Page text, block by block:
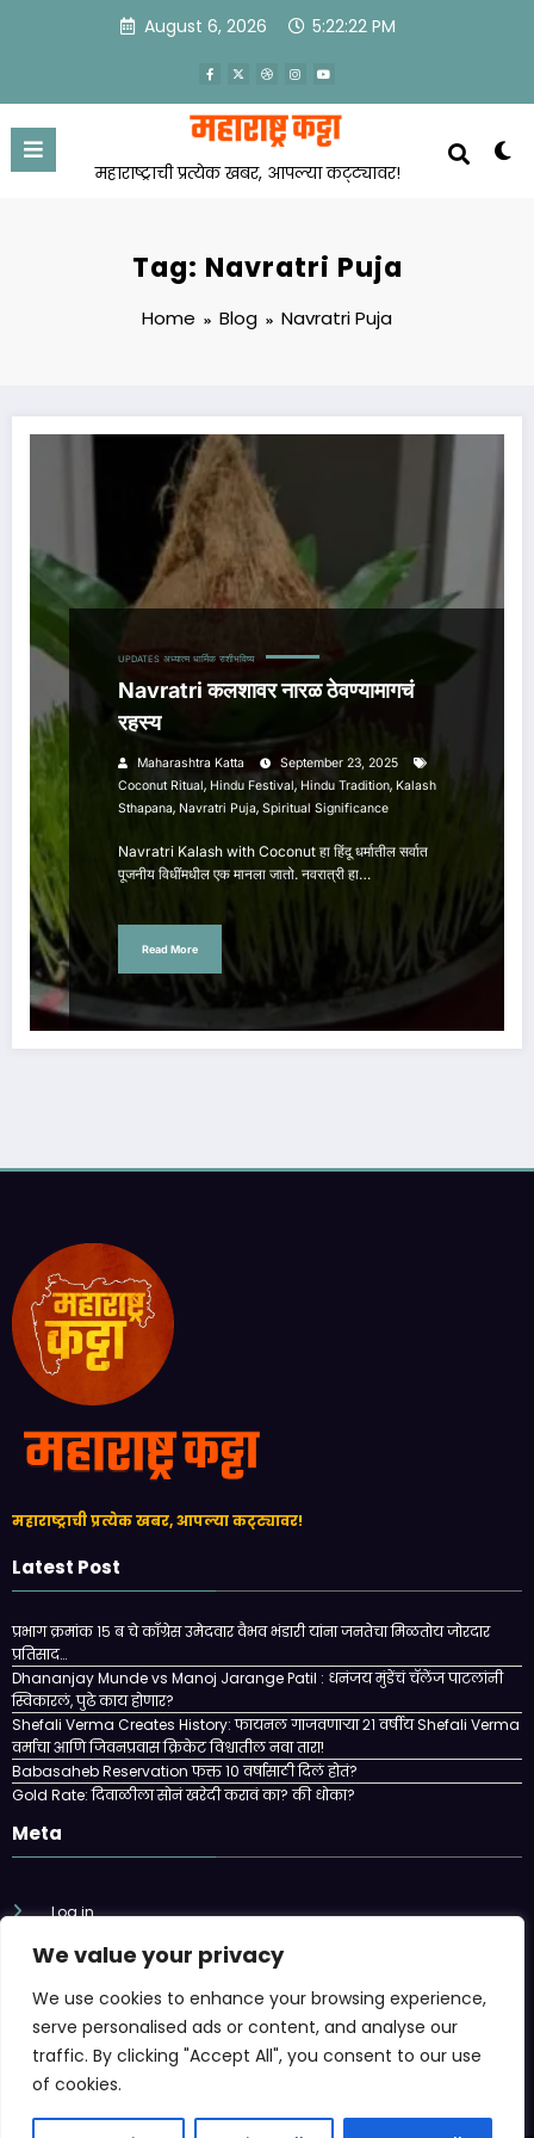
We value your privacy
We use cookies to enhance your browsing experience,
serve personalised ads or content, and analyse our
traffic. By clicking "Accept All", you consent to our use
of cookies.
August 6, 2026 5:22:22 PM
महाराष्ट्राची प्रत्येक खबर, आपल्या कट्ट्यावर!
Tag: Navratri Puja
Home Blog Navratri Puja
UPDATES अध्यात्म धार्मिक राशीभविष्य
Navratri कलशावर नारळ ठेवण्यामागचं
रहस्य
Maharashtra Katta
September 23, 2025
Coconut Ritual, Hindu Festival,Hindu Tradition, Kalash
Sthapana, Navratri Puja, Spiritual Significance
Navratri Kalash with Coconut हा हिंदू धर्मातील सर्वात
पूजनीय विधींमधील एक मानला जातो. नवरात्री हा…
Read More
महाराष्ट्राची प्रत्येक खबर, आपल्या कट्ट्यावर!
Latest Post
प्रभाग क्रमांक १५ ब चे काँग्रेस उमेदवार वैभव भंडारी यांना जनतेचा मिळतोय जोरदार
प्रतिसाद…
Dhananjay Munde vs Manoj Jarange Patil : धनंजय मुंडेंचं चॅलेंज पाटलांनी
स्विकारलं, पुढे काय होणार?
Shefali Verma Creates History: फायनल गाजवणाऱ्या २१ वर्षीय Shefali Verma
वर्माचा आणि जिवनप्रवास क्रिकेट विश्वातील नवा तारा!
Babasaheb Reservation फक्त 10 वर्षासाठी दिलं होतं?
Gold Rate: दिवाळीला सोनं खरेदी करावं का? की धोका?
Meta
Log in
Entries feed
Comments feed
WordPress.org